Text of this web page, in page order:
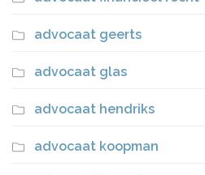
advocaat geerts
advocaat glas
advocaat hendriks
advocaat koopman